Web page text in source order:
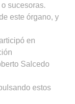
sucesoras.
este órgano, y
en
Salcedo
estos